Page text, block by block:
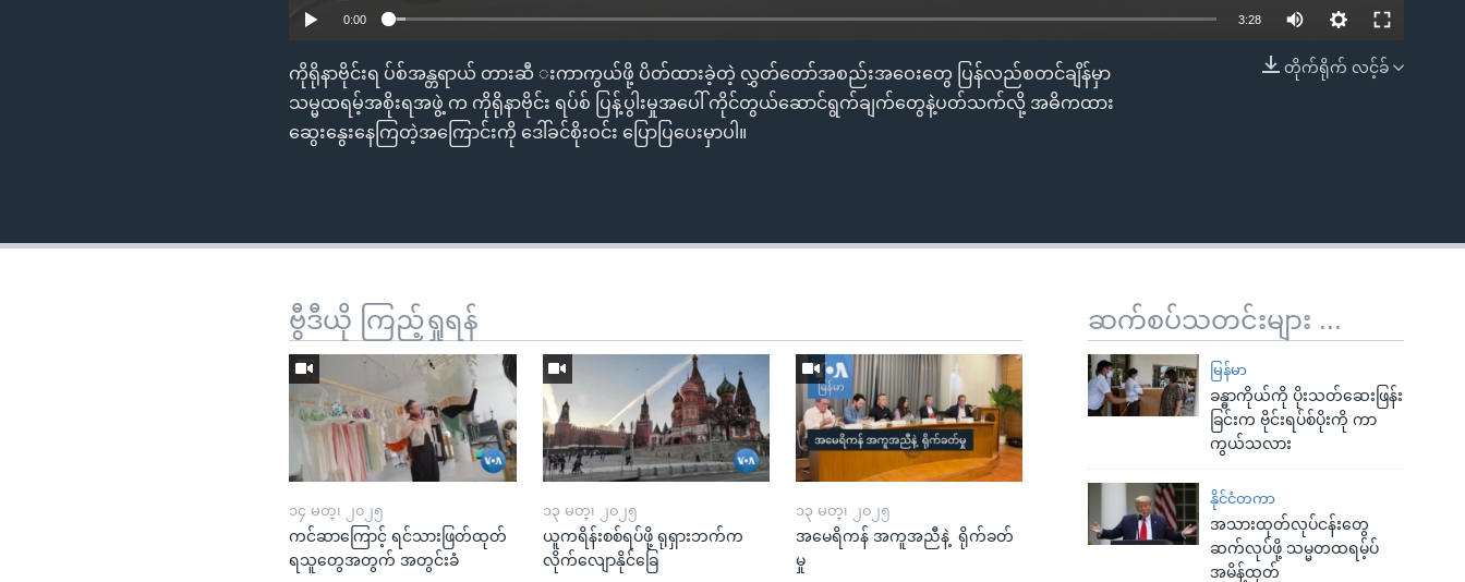
EMBED
0:00 3:28
တိုက်ရိုက် လင့်ခ်
ကိုရိုနာဗိုင်းရ ပ်စ်အန္တရာယ် တားဆီ းကာကွယ်ဖို့ ပိတ်ထားခဲ့တဲ့ လွှတ်တော်အစည်းအဝေးတွေ ပြန်လည်စတင်ချိန်မှာ
သမ္မထရမ့်အစိုးရအဖွဲ့ က ကိုရိုနာဗိုင်း ရပ်စ် ပြန့်ပွါးမှုအပေါ် ကိုင်တွယ်ဆောင်ရွက်ချက်တွေနဲ့ပတ်သက်လို့ အဓိကထား
ဆွေးနွေးနေကြတဲ့အကြောင်းကို ‌ဒေါ်ခင်စိုးဝင်း ပြောပြပေးမှာပါ။
ဆက်စပ်သတင်းများ ...
မြန်မာ
ခန္ဓာကိုယ်ကို ပိုးသတ်ဆေးဖြန်း
ခြင်းက ဗိုင်းရပ်စ်ပိုးကို ကာ
ကွယ်သလား
နိုင်ငံတကာ
အသားထုတ်လုပ်ငန်းတွေ
ဆက်လုပ်ဖို့ သမ္မတထရမ့်ပ်
အမိန့်ထုတ်
ဗွီဒီယို ကြည့်ရှုရန်
၁၄ မတ္၊ ၂၀၂၅
ကင်ဆာကြောင့် ရင်သားဖြတ်ထုတ်
ရသူတွေအတွက် အတွင်းခံ
၁၃ မတ္၊ ၂၀၂၅
ယူကရိန်းစစ်ရပ်ဖို့ ရုရှားဘက်က
လိုက်လျောနိုင်ခြေ
၁၃ မတ္၊ ၂၀၂၅
အမေရိကန် အကူအညီနဲ့ ရိုက်ခတ်
မှု